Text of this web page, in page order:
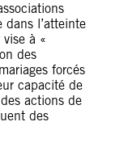
l’atteinte
à «
des
forcés
capacité de
actions de
des